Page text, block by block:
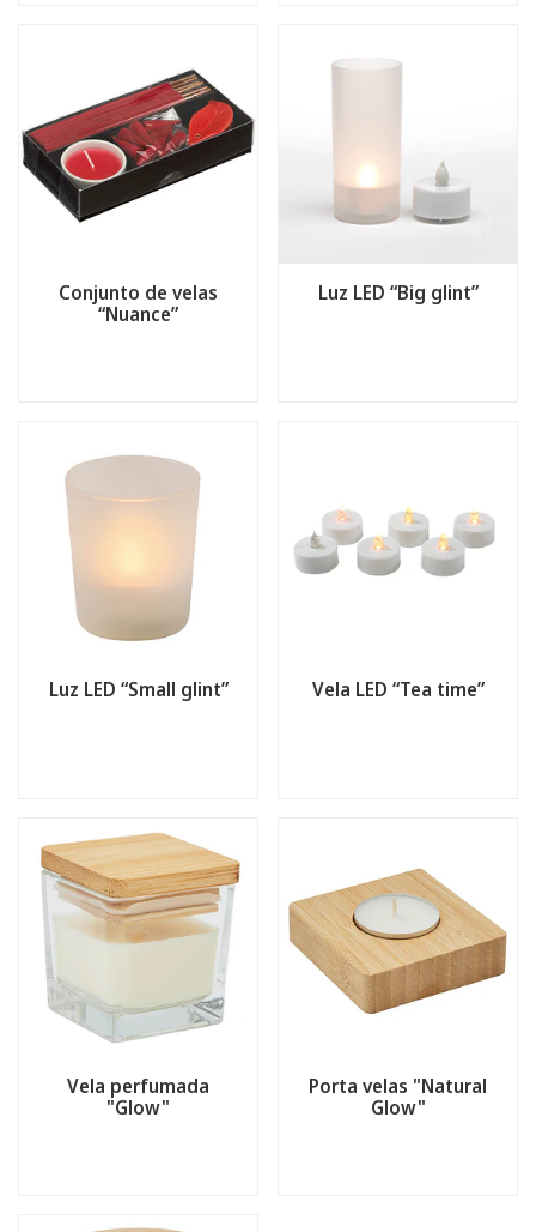
Conjunto de velas
“Nuance”
Luz LED “Big glint”
Luz LED “Small glint” Vela LED “Tea time”
Vela perfumada
"Glow"
Porta velas "Natural
Glow"